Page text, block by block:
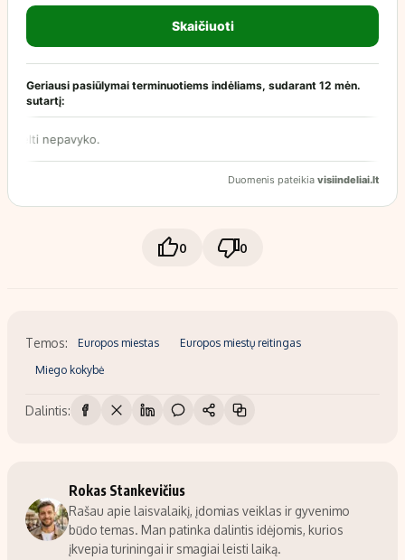
0 0
Temos: Europos miestas Europos miestų reitingas
Miego kokybė
Dalintis:
Rokas Stankevičius
Rašau apie laisvalaikį, įdomias veiklas ir gyvenimo
būdo temas. Man patinka dalintis idėjomis, kurios
įkvepia turiningai ir smagiai leisti laiką.